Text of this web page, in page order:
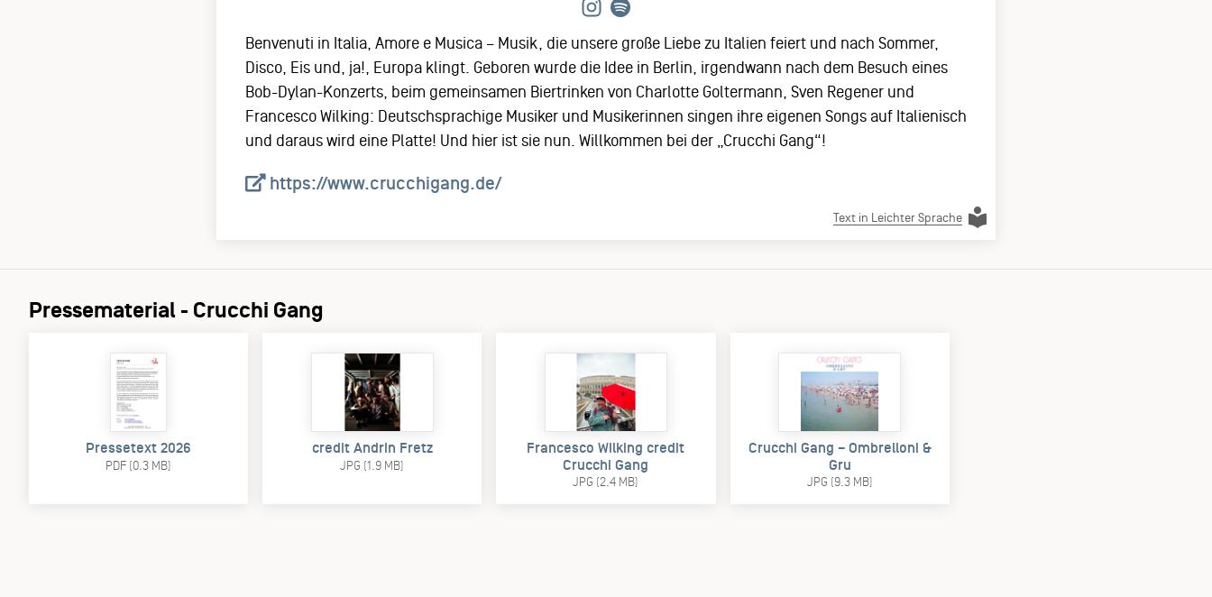
Benvenuti in Italia, Amore e Musica – Musik, die unsere große Liebe zu Italien feiert und nach Sommer,
Disco, Eis und, ja!, Europa klingt. Geboren wurde die Idee in Berlin, irgendwann nach dem Besuch eines
Bob-Dylan-Konzerts, beim gemeinsamen Biertrinken von Charlotte Goltermann, Sven Regener und
Francesco Wilking: Deutschsprachige Musiker und Musikerinnen singen ihre eigenen Songs auf Italienisch
und daraus wird eine Platte! Und hier ist sie nun. Willkommen bei der „Crucchi Gang“!
https://www.crucchigang.de/
Text in Leichter Sprache
Pressematerial - Crucchi Gang
Pressetext 2026
PDF (0.3 MB)
credit Andrin Fretz
JPG (1.9 MB)
Francesco Wilking credit
Crucchi Gang
JPG (2.4 MB)
Crucchi Gang – Ombrelloni &
Gru
JPG (9.3 MB)